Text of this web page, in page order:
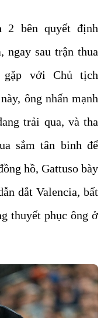
2 bên quyết định
ngay sau trận thua
gặp với Chủ tịch
ông nhấn mạnh
trải qua, và tha
sắm tân binh để
hồ, Gattuso bày
dắt Valencia, bất
thuyết phục ông ở